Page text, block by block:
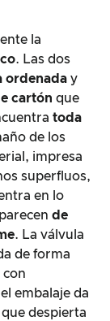
la
. Las dos
ordenada y
cartón que
toda
de los
impresa
superfluos,
en lo
de
. La válvula
de forma
con
embalaje da
que despierta